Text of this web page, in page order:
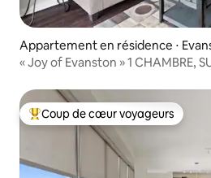
Appartement en résidence ⋅
« Joy of Evanston » 1 CHAMBRE,
Coups de cœur voyageurs les plus
Coup de cœur voyageurs